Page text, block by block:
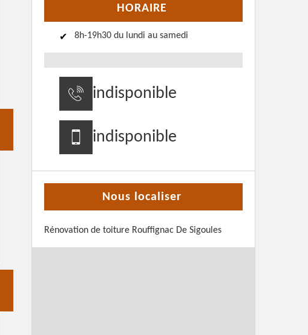
HORAIRE
8h-19h30 du lundi au samedi
indisponible
indisponible
Nous localiser
Rénovation de toiture Rouffignac De Sigoules